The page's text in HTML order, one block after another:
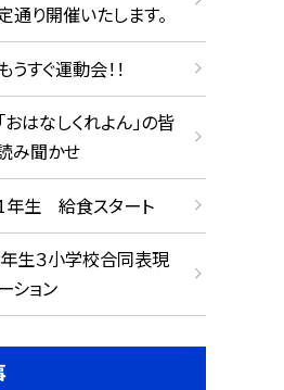
通り開催いたします。
すぐ運動会！！
はなしくれよん」の皆
み聞かせ
年生 給食スタート
生３小学校合同表現
ション